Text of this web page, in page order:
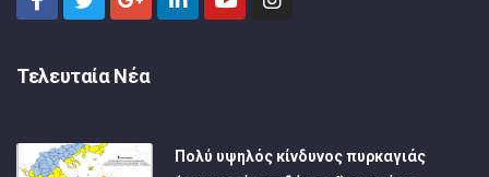
Τελευταία Νέα
Πολύ υψηλός κίνδυνος πυρκαγιάς